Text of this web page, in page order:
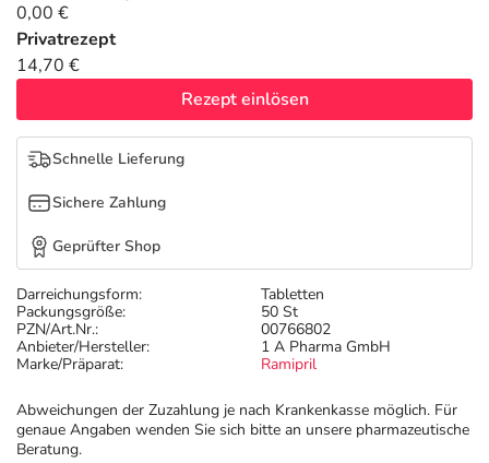
Darreichungsform:
Tabletten
Packungsgröße:
50 St
PZN/Art.Nr.:
00766802
Anbieter/Hersteller:
1 A Pharma GmbH
Marke/Präparat:
Ramipril
Abweichungen der Zuzahlung je nach Krankenkasse möglich. Für
genaue Angaben wenden Sie sich bitte an unsere pharmazeutische
Beratung.
0,00 €
Privatrezept
14,70 €
Rezept einlösen
Schnelle Lieferung
Sichere Zahlung
Geprüfter Shop